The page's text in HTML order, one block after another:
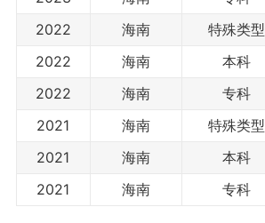
2022
海南 特殊类型
2022
海南 本科
2022
海南 专科
2021
海南 特殊类型
2021
海南 本科
2021
海南 专科